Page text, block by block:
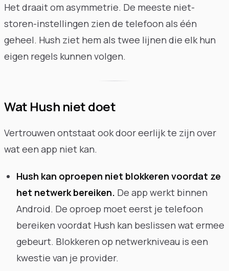
Het draait om asymmetrie. De meeste niet-
storen-instellingen zien de telefoon als één
geheel. Hush ziet hem als twee lijnen die elk hun
eigen regels kunnen volgen.
Wat Hush niet doet
Vertrouwen ontstaat ook door eerlijk te zijn over
wat een app niet kan.
Hush kan oproepen niet blokkeren voordat ze
het netwerk bereiken. De app werkt binnen
Android. De oproep moet eerst je telefoon
bereiken voordat Hush kan beslissen wat ermee
gebeurt. Blokkeren op netwerkniveau is een
kwestie van je provider.